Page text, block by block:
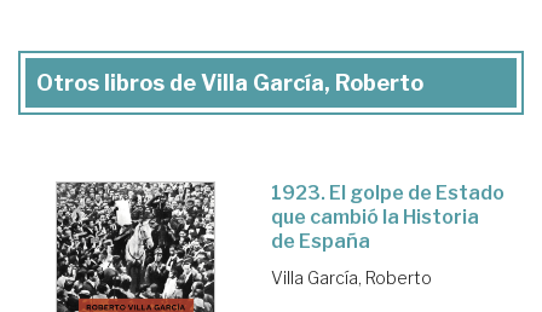
Otros libros de Villa García, Roberto
1923. El golpe de Estado
que cambió la Historia
de España
Villa García, Roberto